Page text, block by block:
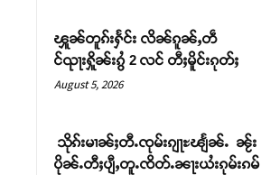
ၾူၼ်တူၵ်းႁႅင်း လိၼ်ၵူၼ်ႇတဵ
င်ၺႃးႁိူၼ်းၵွႆ 2 လင် တီႈမိူင်းၵုတ်ႈ
August 5, 2026
သိုၵ်းမၢၼ်ႈတီႉၸုမ်းၵျႃႊၽျႅၼ်ႉ ၼႂ်း
ပိုၼ်ႉတီႈပျီႇတူႉၸိတ်ႉၼႃးယႆးၵုမ်းၵမ်